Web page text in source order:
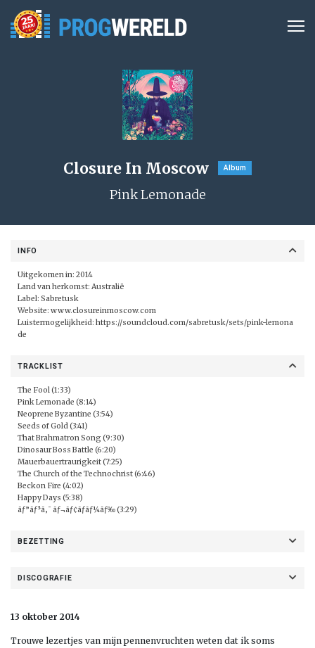
Closure In Moscow Album
Pink Lemonade
INFO
Uitgekomen in: 2014
Land van herkomst: Australië
Label: Sabretusk
Website: www.closureinmoscow.com
Luistermogelijkheid: https://soundcloud.com/sabretusk/sets/pink-lemona
de
TRACKLIST
The Fool (1:33)
Pink Lemonade (8:14)
Neoprene Byzantine (3:54)
Seeds of Gold (3:41)
That Brahmatron Song (9:30)
Dinosaur Boss Battle (6:20)
Mauerbauertraurigkeit (7:25)
The Church of the Technochrist (6:46)
Beckon Fire (4:02)
Happy Days (5:38)
ãƒ”ãƒ³ã‚¯ ãƒ¬ãƒ¢ãƒãƒ¼ãƒ‰ (3:29)
BEZETTING
DISCOGRAFIE
13 oktober 2014
Trouwe lezertjes van mijn pennenvruchten weten dat ik soms